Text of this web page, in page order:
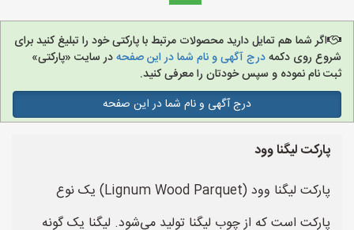
اگر شما هم تمایل دارید محصولات مرتبط با پارکتی خود را تبلیغ کنید برای
شروع روی دکمهدرج آگهی و نام شما در این صفحهدر سایت «پارکتی»
ثبت نام نموده و سپس خودتان را معرفی کنید.
درج آگهی و نام شما در این صفحه
پارکت لیگنا وود
پارکت لیگنا وود (Lignum Wood Parquet) یک نوع
پارکت است که از چوب لیگنا تولید می‌شود. لیگنا یک گونه